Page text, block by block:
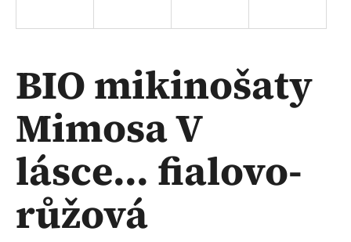
BIO mikinošaty
Mimosa V
lásce... fialovo-
růžová
t
?
HLEDAT